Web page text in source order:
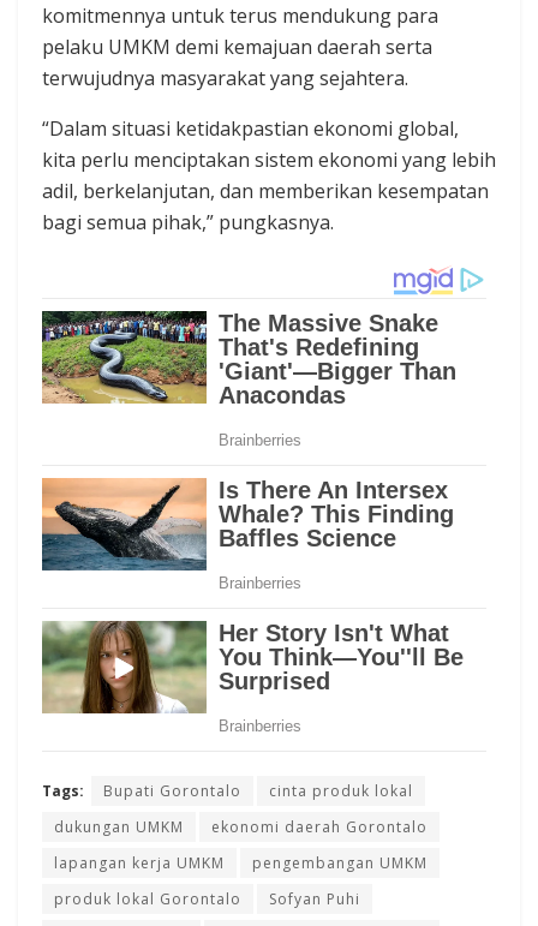
komitmennya untuk terus mendukung para
pelaku UMKM demi kemajuan daerah serta
terwujudnya masyarakat yang sejahtera.
“Dalam situasi ketidakpastian ekonomi global,
kita perlu menciptakan sistem ekonomi yang lebih
adil, berkelanjutan, dan memberikan kesempatan
bagi semua pihak,” pungkasnya.
Tags: Bupati Gorontalo
cinta produk lokal
dukungan UMKM
ekonomi daerah Gorontalo
lapangan kerja UMKM
pengembangan UMKM
produk lokal Gorontalo
Sofyan Puhi